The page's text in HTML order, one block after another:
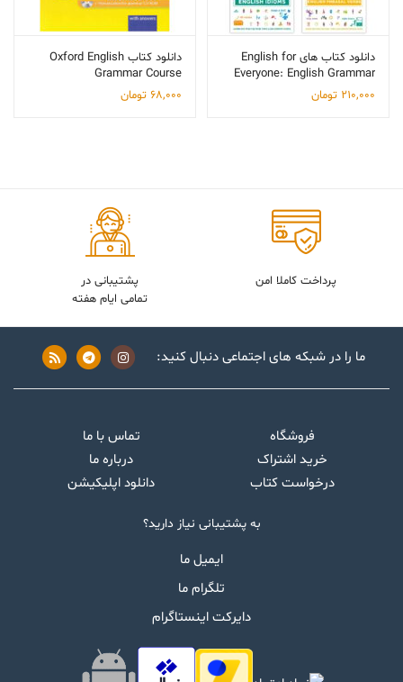
دانلود کتاب های English for
Everyone: English Grammar
Guide, English Vocabulary
Builder, English Idioms &
210,000 تومان
دانلود کتاب Oxford English
Grammar Course
Intermediate
68,000 تومان
پرداخت کاملا امن
پشتیبانی در
تمامی ایام هفته
ما را در شبکه های اجتماعی دنبال کنید:
فروشگاه
خرید اشتراک
درخواست کتاب
تماس با ما
درباره ما
دانلود اپلیکیشن
به پشتیبانی نیاز دارید؟
ایمیل ما
تلگرام ما
دایرکت اینستاگرام